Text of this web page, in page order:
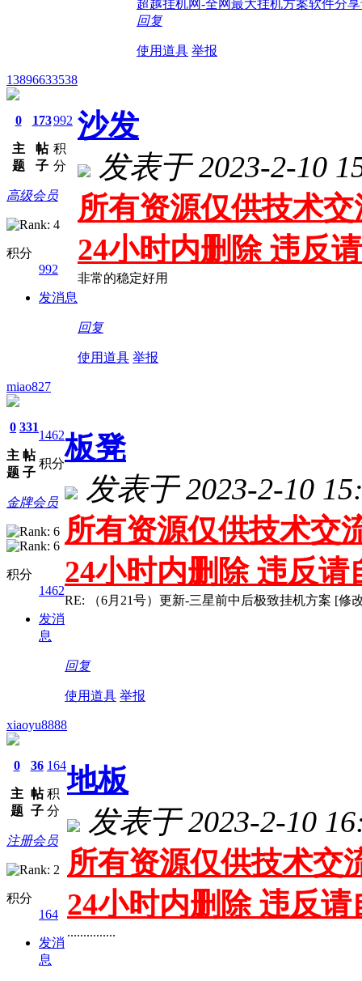
超越挂机网-全网最大挂机方案软件分
回复
使用道具 举报
13896633538
0
主
题
173
帖
子
992
积
分
高级会员
积分
992
发消息
沙发
发表于 2023-2-10
所有资源仅供技术
24小时内删除 违反
非常的稳定好用
回复
使用道具 举报
miao827
0
主
题
331
帖
子
1462
积分
金牌会员
积分
1462
发消
息
板凳
发表于 2023-2-10
所有资源仅供技术交
24小时内删除 违反
RE: （6月21号）更新-三星前中后极致挂机方案 [修
回复
使用道具 举报
xiaoyu8888
0
主
题
36
帖
子
164
积
分
注册会员
积分
164
发消
息
地板
发表于 2023-2-10
所有资源仅供技术交
24小时内删除 违反
...............